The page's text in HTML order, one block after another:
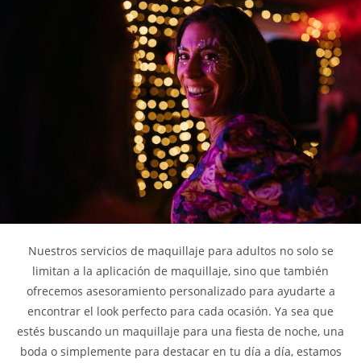
Nuestros servicios de maquillaje para adultos no solo se
limitan a la aplicación de maquillaje, sino que también
ofrecemos asesoramiento personalizado para ayudarte a
encontrar el look perfecto para cada ocasión. Ya sea que
estés buscando un maquillaje para una fiesta de noche, una
boda o simplemente para destacar en tu día a día, estamos